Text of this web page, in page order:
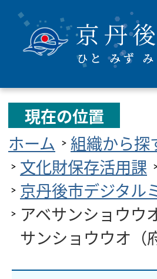
現在の位置
ホーム
組織から探
文化財保存活用課
京丹後市デジタル
アベサンショウウ
サンショウウオ（